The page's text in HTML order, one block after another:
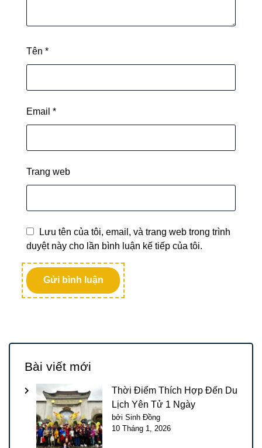
Tên *
Email *
Trang web
Lưu tên của tôi, email, và trang web trong trình
duyệt này cho lần bình luận kế tiếp của tôi.
Bài viết mới
Thời Điểm Thích Hợp Đến Du
Lịch Yên Tử 1 Ngày
bởi Sinh Đồng
10 Tháng 1, 2026